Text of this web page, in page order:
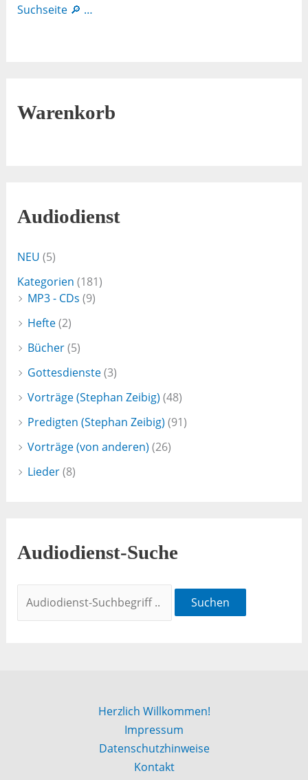
Suchseite 🔎 …
Warenkorb
Audiodienst
NEU (5)
Kategorien (181)
MP3 - CDs (9)
Hefte(2)
Bücher(5)
Gottesdienste(3)
Vorträge (Stephan Zeibig) (48)
Predigten (Stephan Zeibig) (91)
Vorträge (von anderen) (26)
Lieder(8)
Audiodienst-Suche
Suchen
Herzlich Willkommen!
Impressum
Datenschutzhinweise
Kontakt